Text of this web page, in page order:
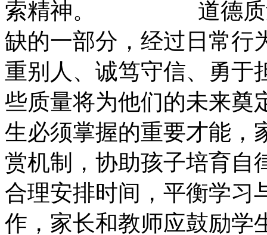
索精神。 道德质量
缺的一部分，经过日常行
重别人、诚笃守信、
些质量将为他们的未来奠
生必须掌握的重要才能，
赏机制，协助孩子培
合理安排时间，平衡学习
作，家长和教师应鼓励学